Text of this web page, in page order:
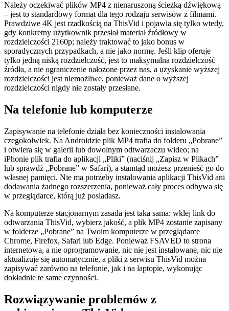
Należy oczekiwać plików MP4 z nienaruszoną ścieżką dźwiękową
– jest to standardowy format dla tego rodzaju serwisów z filmami.
Prawdziwe 4K jest rzadkością na ThisVid i pojawia się tylko wtedy,
gdy konkretny użytkownik przesłał materiał źródłowy w
rozdzielczości 2160p; należy traktować to jako bonus w
sporadycznych przypadkach, a nie jako normę. Jeśli klip oferuje
tylko jedną niską rozdzielczość, jest to maksymalna rozdzielczość
źródła, a nie ograniczenie nałożone przez nas, a uzyskanie wyższej
rozdzielczości jest niemożliwe, ponieważ dane o wyższej
rozdzielczości nigdy nie zostały przesłane.
Na telefonie lub komputerze
Zapisywanie na telefonie działa bez konieczności instalowania
czegokolwiek. Na Androidzie plik MP4 trafia do folderu „Pobrane”
i otwiera się w galerii lub dowolnym odtwarzaczu wideo; na
iPhonie plik trafia do aplikacji „Pliki” (naciśnij „Zapisz w Plikach”
lub sprawdź „Pobrane” w Safari), a stamtąd możesz przenieść go do
własnej pamięci. Nie ma potrzeby instalowania aplikacji ThisVid ani
dodawania żadnego rozszerzenia, ponieważ cały proces odbywa się
w przeglądarce, którą już posiadasz.
Na komputerze stacjonarnym zasada jest taka sama: wklej link do
odtwarzania ThisVid, wybierz jakość, a plik MP4 zostanie zapisany
w folderze „Pobrane” na Twoim komputerze w przeglądarce
Chrome, Firefox, Safari lub Edge. Ponieważ FSAVED to strona
internetowa, a nie oprogramowanie, nic nie jest instalowane, nic nie
aktualizuje się automatycznie, a pliki z serwisu ThisVid można
zapisywać zarówno na telefonie, jak i na laptopie, wykonując
dokładnie te same czynności.
Rozwiązywanie problemów z